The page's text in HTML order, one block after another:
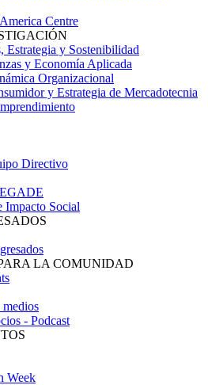
Centre
Estrategia y Sostenibilidad
y Economía Aplicada
Organizacional
y Estrategia de Mercadotecnia
Directivo
Impacto Social
LA COMUNIDAD
- Podcast
Week